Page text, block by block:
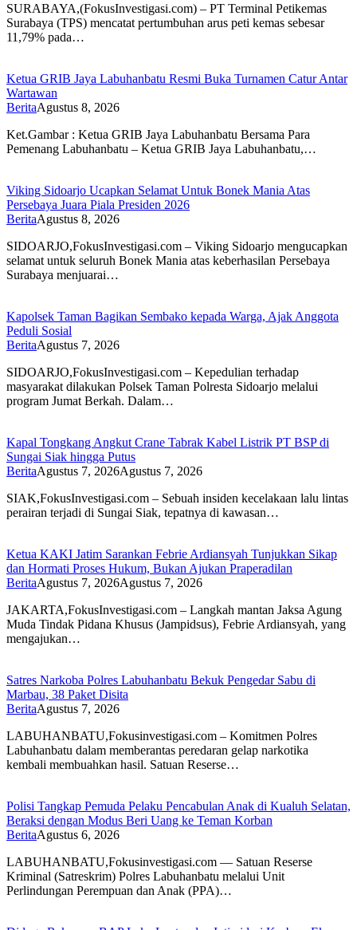
SURABAYA,(FokusInvestigasi.com) – PT Terminal Petikemas
Surabaya (TPS) mencatat pertumbuhan arus peti kemas sebesar
11,79% pada…
Ketua GRIB Jaya Labuhanbatu Resmi Buka Turnamen Catur Antar
Wartawan
BeritaAgustus 8, 2026
Ket.Gambar : Ketua GRIB Jaya Labuhanbatu Bersama Para
Pemenang Labuhanbatu – Ketua GRIB Jaya Labuhanbatu,…
Viking Sidoarjo Ucapkan Selamat Untuk Bonek Mania Atas
Persebaya Juara Piala Presiden 2026
BeritaAgustus 8, 2026
SIDOARJO,FokusInvestigasi.com – Viking Sidoarjo mengucapkan
selamat untuk seluruh Bonek Mania atas keberhasilan Persebaya
Surabaya menjuarai…
Kapolsek Taman Bagikan Sembako kepada Warga, Ajak Anggota
Peduli Sosial
BeritaAgustus 7, 2026
SIDOARJO,FokusInvestigasi.com – Kepedulian terhadap
masyarakat dilakukan Polsek Taman Polresta Sidoarjo melalui
program Jumat Berkah. Dalam…
Kapal Tongkang Angkut Crane Tabrak Kabel Listrik PT BSP di
Sungai Siak hingga Putus
BeritaAgustus 7, 2026Agustus 7, 2026
SIAK,FokusInvestigasi.com – Sebuah insiden kecelakaan lalu lintas
perairan terjadi di Sungai Siak, tepatnya di kawasan…
Ketua KAKI Jatim Sarankan Febrie Ardiansyah Tunjukkan Sikap
dan Hormati Proses Hukum, Bukan Ajukan Praperadilan
BeritaAgustus 7, 2026Agustus 7, 2026
JAKARTA,FokusInvestigasi.com – Langkah mantan Jaksa Agung
Muda Tindak Pidana Khusus (Jampidsus), Febrie Ardiansyah, yang
mengajukan…
Satres Narkoba Polres Labuhanbatu Bekuk Pengedar Sabu di
Marbau, 38 Paket Disita
BeritaAgustus 7, 2026
LABUHANBATU,Fokusinvestigasi.com – Komitmen Polres
Labuhanbatu dalam memberantas peredaran gelap narkotika
kembali membuahkan hasil. Satuan Reserse…
Polisi Tangkap Pemuda Pelaku Pencabulan Anak di Kualuh Selatan,
Beraksi dengan Modus Beri Uang ke Teman Korban
BeritaAgustus 6, 2026
LABUHANBATU,Fokusinvestigasi.com — Satuan Reserse
Kriminal (Satreskrim) Polres Labuhanbatu melalui Unit
Perlindungan Perempuan dan Anak (PPA)…